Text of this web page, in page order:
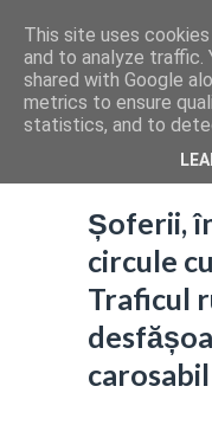
Șoferii,
circule
Traficul
This site uses
and to analyze traffic.
shared with Google
metrics to ensure
statistics, and to